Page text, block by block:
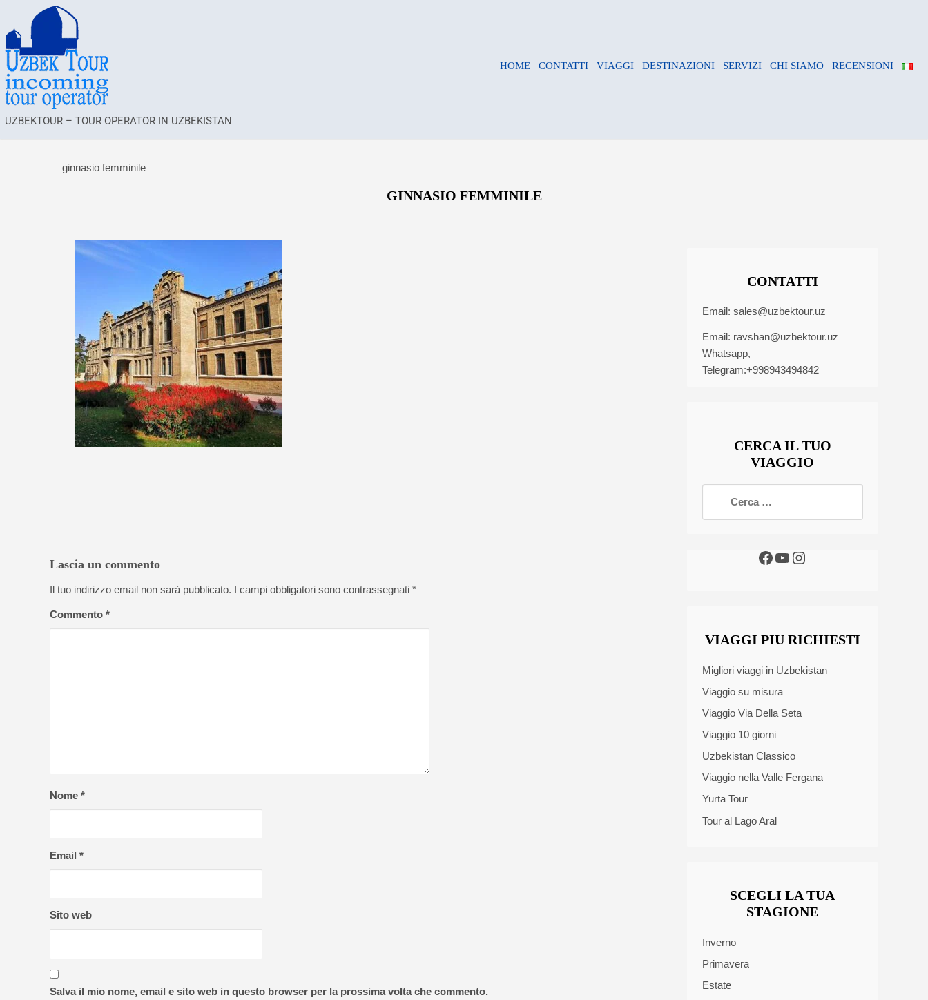
UZBEKTOUR – TOUR OPERATOR IN UZBEKISTAN
HOME CONTATTI VIAGGI DESTINAZIONI SERVIZI CHI SIAMO RECENSIONI
ginnasio femminile
GINNASIO FEMMINILE
Lascia un commento
Il tuo indirizzo email non sarà pubblicato. I campi obbligatori sono contrassegnati *
Commento *
Nome *
Email *
Sito web
Salva il mio nome, email e sito web in questo browser per la prossima volta che commento.
CONTATTI
Email: sales@uzbektour.uz
Email: ravshan@uzbektour.uz
Whatsapp,
Telegram:+998943494842
CERCA IL TUO
VIAGGIO
VIAGGI PIU RICHIESTI
Migliori viaggi in Uzbekistan
Viaggio su misura
Viaggio Via Della Seta
Viaggio 10 giorni
Uzbekistan Classico
Viaggio nella Valle Fergana
Yurta Tour
Tour al Lago Aral
SCEGLI LA TUA
STAGIONE
Inverno
Primavera
Estate